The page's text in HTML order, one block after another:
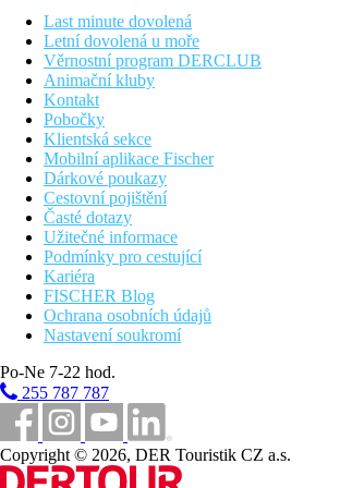
Stravování
Snídaně nebo polopenze (snídaně a večeře)
Vzdálenosti
30 km
Vzdálenost od nejbližšího letiště
0 m
Vzdálenost k pláži
Pláž
Hotel přímo u pláže
Plážová dovolená
Bazény
Lehátka a slunečníky u bazénu zdarma
Dětský bazén
Bar u bazénu
Last minute dovolená
Letní dovolená u moře
Věrnostní program DERCLUB
Animační kluby
Kontakt
Pobočky
Klientská sekce
Mobilní aplikace Fischer
Dárkové poukazy
Cestovní pojištění
Časté dotazy
Užitečné informace
Podmínky pro cestující
Kariéra
FISCHER Blog
Ochrana osobních údajů
Nastavení soukromí
Po-Ne 7-22 hod.
255 787 787
Copyright © 2026, DER Touristik CZ a.s.